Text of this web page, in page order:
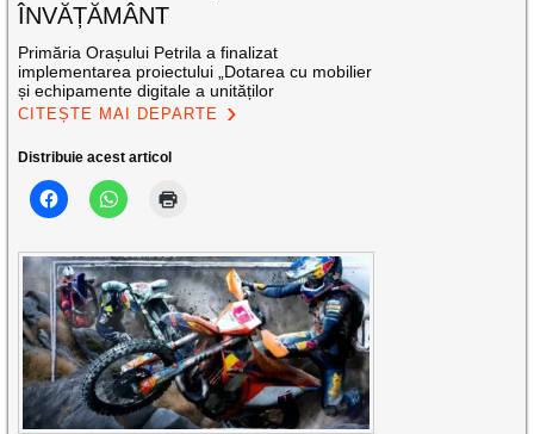
ÎNVĂȚĂMÂNT
Primăria Orașului Petrila a finalizat
implementarea proiectului „Dotarea cu mobilier
și echipamente digitale a unităților
CITEȘTE MAI DEPARTE
Distribuie acest articol